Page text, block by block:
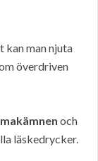
kan man njuta
överdriven
och
läskedrycker.